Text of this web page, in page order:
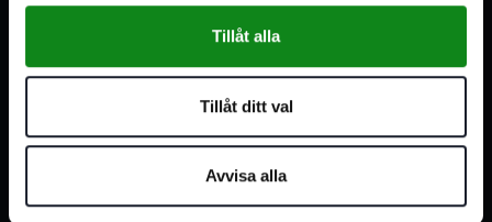
Tillåt alla
Tillåt ditt val
Avvisa alla
Org. nr: 556341-4290
Våra öppettider
Fredag:
07:00-16:00
07:00-15:00